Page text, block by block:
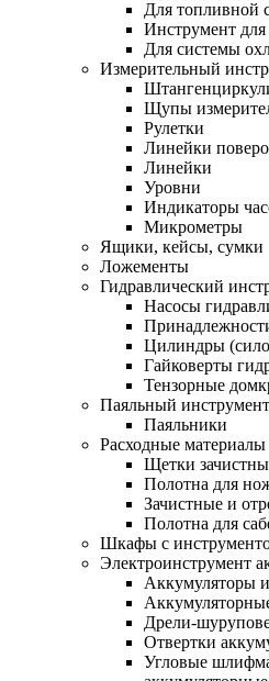
Для топливной
Инструмент
Для системы
Измерительный
Щупы
Рулетки
Линейки
Линейки
Уровни
Индикаторы
Микрометры
Ящики, кейсы, сумки
Ложементы
Гидравлический
Насосы
Цилиндры
Гайковерты
Тензорные
Паяльный инструмент
Паяльники
Расходные материалы
Щетки
Полотна для
Зачистные и
Полотна для
Шкафы с
Электроинструмент
Аккумуляторы
Дрели-
Отвертки
Угловые